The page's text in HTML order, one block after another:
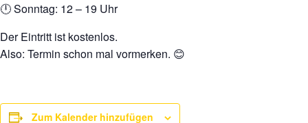
🕛 Sonntag: 12 – 19 Uhr
Der Eintritt ist kostenlos.
Also: Termin schon mal vormerken. 😊
Zum Kalender hinzufügen